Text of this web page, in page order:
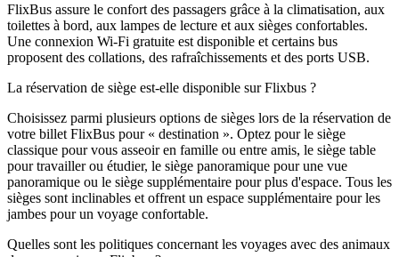
FlixBus assure le confort des passagers grâce à la climatisation, aux
toilettes à bord, aux lampes de lecture et aux sièges confortables.
Une connexion Wi-Fi gratuite est disponible et certains bus
proposent des collations, des rafraîchissements et des ports USB.
La réservation de siège est-elle disponible sur Flixbus ?
Choisissez parmi plusieurs options de sièges lors de la réservation de
votre billet FlixBus pour « destination ». Optez pour le siège
classique pour vous asseoir en famille ou entre amis, le siège table
pour travailler ou étudier, le siège panoramique pour une vue
panoramique ou le siège supplémentaire pour plus d'espace. Tous les
sièges sont inclinables et offrent un espace supplémentaire pour les
jambes pour un voyage confortable.
Quelles sont les politiques concernant les voyages avec des animaux